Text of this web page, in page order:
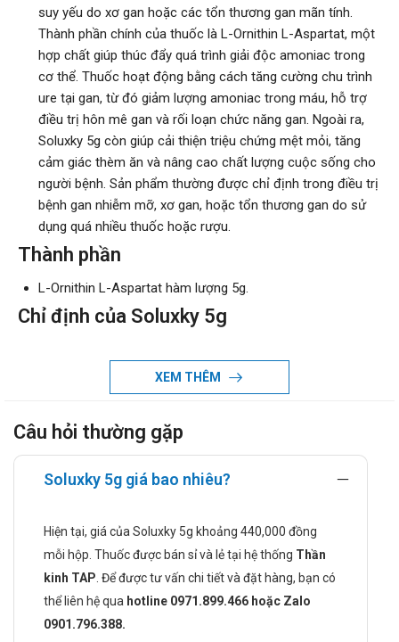
suy yếu do xơ gan hoặc các tổn thương gan mãn tính.
Thành phần chính của thuốc là L-Ornithin L-Aspartat, một
hợp chất giúp thúc đẩy quá trình giải độc amoniac trong
cơ thể. Thuốc hoạt động bằng cách tăng cường chu trình
ure tại gan, từ đó giảm lượng amoniac trong máu, hỗ trợ
điều trị hôn mê gan và rối loạn chức năng gan. Ngoài ra,
Soluxky 5g còn giúp cải thiện triệu chứng mệt mỏi, tăng
cảm giác thèm ăn và nâng cao chất lượng cuộc sống cho
người bệnh. Sản phẩm thường được chỉ định trong điều trị
bệnh gan nhiễm mỡ, xơ gan, hoặc tổn thương gan do sử
dụng quá nhiều thuốc hoặc rượu.
Thành phần
L-Ornithin L-Aspartat hàm lượng 5g.
Chỉ định của Soluxky 5g
mãn tính như viêm gan, xơ gan, gan nhiễm mỡ...
Các triệu chứng của bệnh lý não gan.
Chống chỉ định khi dùng Soluxky 5g
Bệnh nhân có tiền sử dị ứng với bất kỳ thành phần nào có
trong Soluxky 5g.
Cách dùng và liều dùng của Soluxky 5g
Cách dùng:
Soluxky 5g được sử dụng bằng đường uống. Hãy hòa tan
thuốc cốm bên trong gói với một cốc nước trước khi
uống. Uống thuốc Soluxky 5g vào sau mỗi bữa ăn.
XEM THÊM
Câu hỏi thường gặp
Soluxky 5g giá bao nhiêu?
Hiện tại, giá của Soluxky 5g khoảng 440,000 đồng
mỗi hộp. Thuốc được bán sỉ và lẻ tại hệ thống Thần
kinh TAP . Để được tư vấn chi tiết và đặt hàng, bạn có
thể liên hệ qua hotline 0971.899.466 hoặc Zalo
0901.796.388.